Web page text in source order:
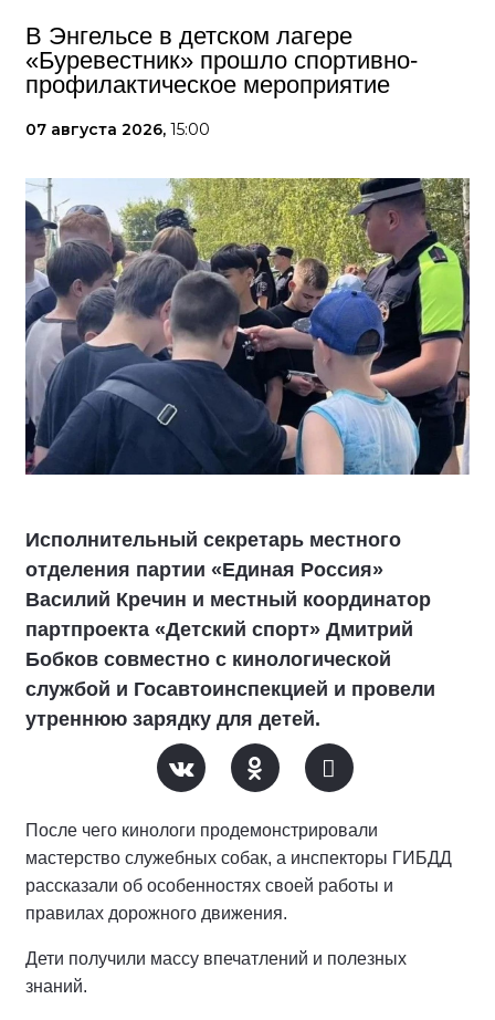
В Энгельсе в детском лагере
«Буревестник» прошло спортивно-
профилактическое мероприятие
07 августа 2026, 15:00
Исполнительный секретарь местного
отделения партии «Единая Россия»
Василий Кречин и местный координатор
партпроекта «Детский спорт» Дмитрий
Бобков совместно с кинологической
службой и Госавтоинспекцией и провели
утреннюю зарядку для детей.
После чего кинологи продемонстрировали
мастерство служебных собак, а инспекторы ГИБДД
рассказали об особенностях своей работы и
правилах дорожного движения.
Дети получили массу впечатлений и полезных
знаний.